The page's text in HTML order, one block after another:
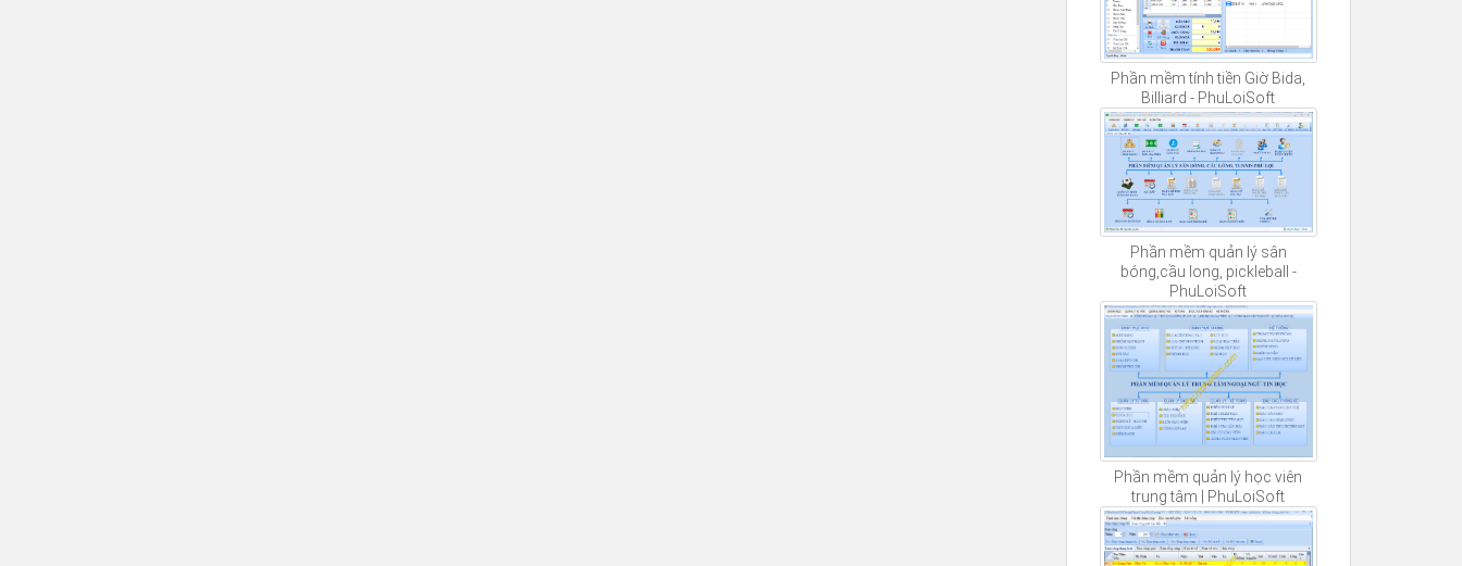
Phần mềm tính tiền Giờ Bida,
Billiard - PhuLoiSoft
Phần mềm quản lý sân
bóng,cầu long, pickleball -
PhuLoiSoft
Phần mềm quản lý học viên
trung tâm | PhuLoiSoft